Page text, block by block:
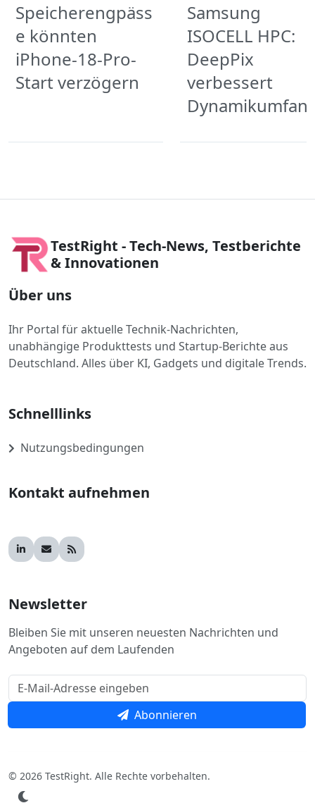
Speicherengpäss
e könnten
iPhone-18-Pro-
Start verzögern
Samsung
ISOCELL HPC:
DeepPix
verbessert
TestRight - Tech-News, Testberichte
& Innovationen
Über uns
Ihr Portal für aktuelle Technik-Nachrichten,
unabhängige Produkttests und Startup-Berichte aus
Deutschland. Alles über KI, Gadgets und digitale Trends.
Schnelllinks
Nutzungsbedingungen
Kontakt aufnehmen
Newsletter
Bleiben Sie mit unseren neuesten Nachrichten und
Angeboten auf dem Laufenden
Abonnieren
© 2026 TestRight. Alle Rechte vorbehalten.